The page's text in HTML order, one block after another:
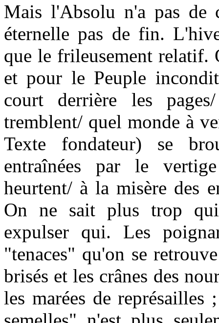
Mais l'Absolu n'a pas de
éternelle pas de fin.
que le frileusement relatif.
et pour le Peuple
court derrière les
tremblent/ quel monde à
Texte fondateur) se
entraînées par le
heurtent/ à la misère des
On ne sait plus trop
expulser qui. Les
"tenaces" qu'on se
brisés et les crânes des
les marées de